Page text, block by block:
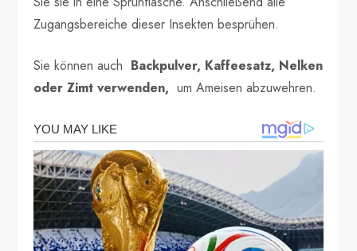
Zugangsbereiche dieser Insekten besprühen.
Sie können auch Backpulver, Kaffeesatz, Nelken
oder Zimt verwenden, um Ameisen abzuwehren.